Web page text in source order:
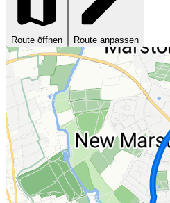
Route öffnen Route anpassen